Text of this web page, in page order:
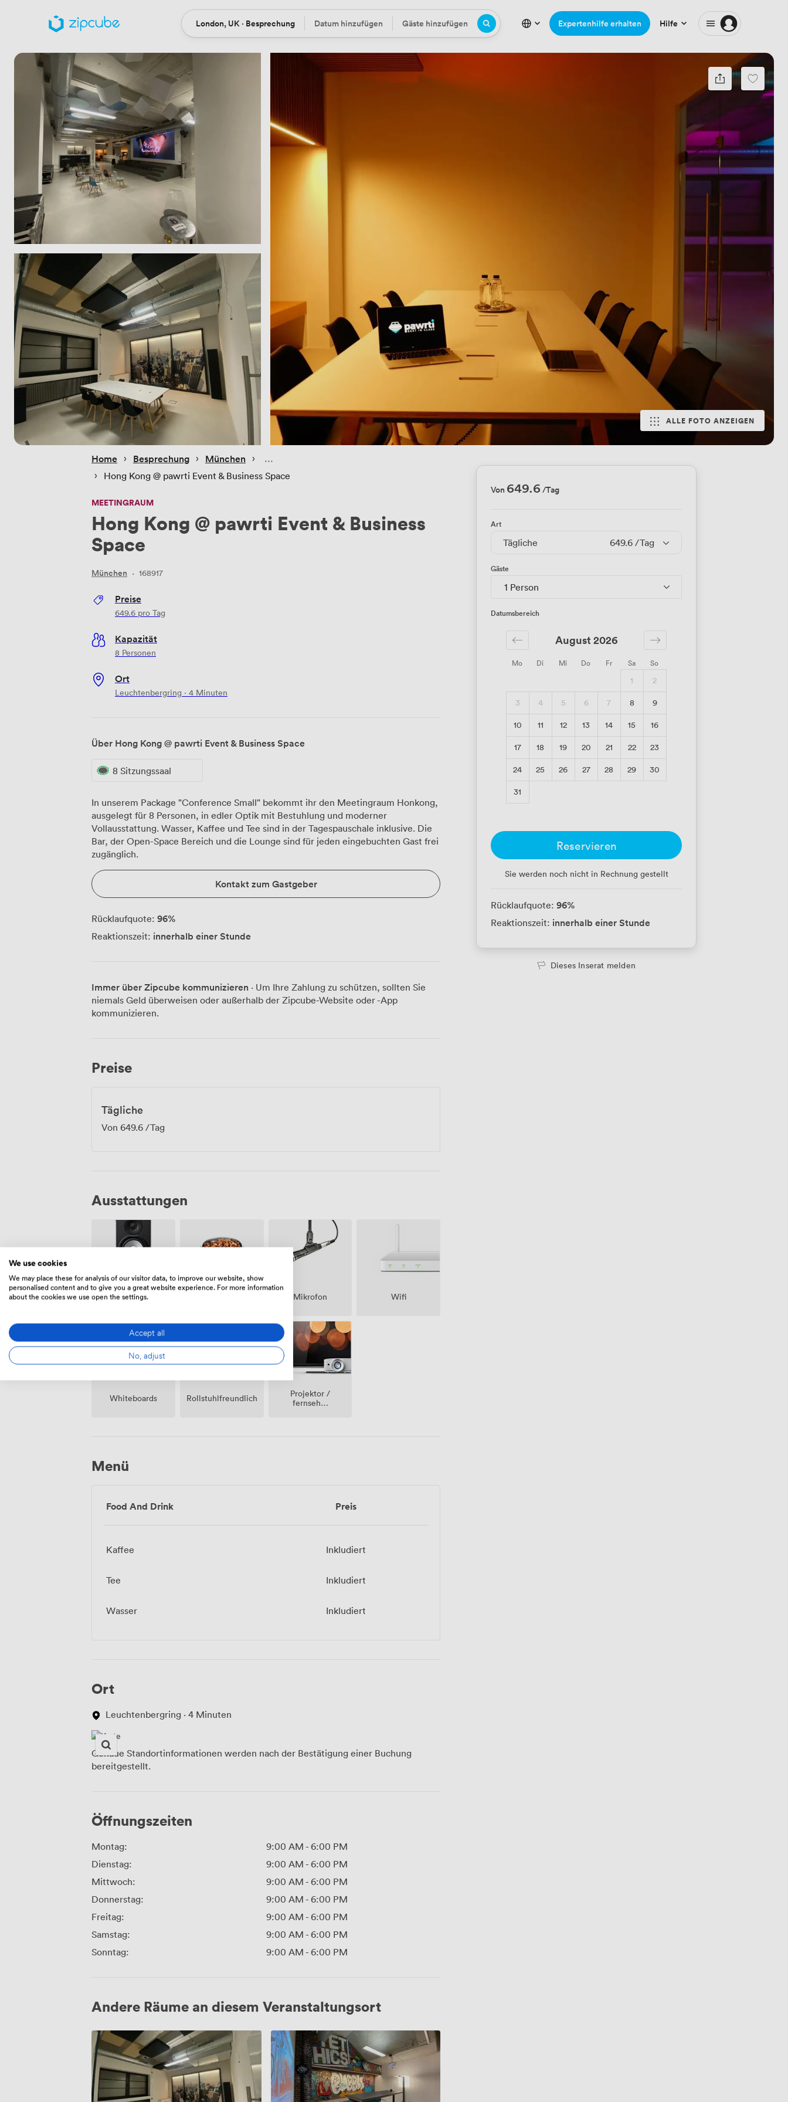
OrtLondon, UK · Besprechung Datum
Datum hinzufügen Gäste
Gäste hinzufügen Expertenhilfe erhalten Hilfe
ALLE FOTO ANZEIGEN
Home › Besprechung › München ›
› Hong Kong @ pawrti Event & Business Space
MEETINGRAUM
Hong Kong @ pawrti Event & Business
Space
München · 168917
Preise
649.6 pro Tag
Kapazität
8 Personen
Ort
Leuchtenbergring · 4 Minuten
Über Hong Kong @ pawrti Event & Business Space
8 Sitzungssaal
In unserem Package "Conference Small" bekommt ihr den Meetingraum Honkong,
ausgelegt für 8 Personen, in edler Optik mit Bestuhlung und moderner
Vollausstattung. Wasser, Kaffee und Tee sind in der Tagespauschale inklusive. Die
Bar, der Open-Space Bereich und die Lounge sind für jeden eingebuchten Gast frei
zugänglich.
Kontakt zum Gastgeber
Rücklaufquote: 96%
Reaktionszeit: innerhalb einer Stunde
Immer über Zipcube kommunizieren · Um Ihre Zahlung zu schützen, sollten Sie
niemals Geld überweisen oder außerhalb der Zipcube-Website oder -App
kommunizieren.
Preise
Tägliche
Von 649.6 /Tag
Ausstattungen
Lautsprecher
Haustiere
Mikrofon Wifi
Whiteboards Rollstuhlfreundlich
Projektor /
fernseher
Menü
Food And Drink Preis
Kaffee Inkludiert
Tee Inkludiert
Wasser Inkludiert
Ort
Leuchtenbergring · 4 Minuten
Genaue Standortinformationen werden nach der Bestätigung einer Buchung
bereitgestellt.
Öffnungszeiten
Montag: 9:00 AM - 6:00 PM
Dienstag:
9:00 AM - 6:00 PM
Mittwoch:
9:00 AM - 6:00 PM
Donnerstag:
9:00 AM - 6:00 PM
Freitag:
9:00 AM - 6:00 PM
Samstag:
9:00 AM - 6:00 PM
Sonntag:
9:00 AM - 6:00 PM
Andere Räume an diesem Veranstaltungsort
New
York
@
pawrti
Event
&
Berlin
@
pawrti
Event
&
Business
Von 649.6 /Tag
Art
Tägliche 649.6 /Tag
Gäste
1 Person
Datumsbereich
Mo Di Mi Do Fr Sa So
August 2026
1
2
3
4 5 6 7 8
9
10
11 12 13 14 15
16
17
18 19 20 21 22
23
24
25 26 27 28 29
30
31
Reservieren
Sie werden noch nicht in Rechnung gestellt
Rücklaufquote: 96%
Reaktionszeit: innerhalb einer Stunde
Dieses Inserat melden
We use cookies
We may place these for analysis of our visitor data, to improve our website, show
personalised content and to give you a great website experience. For more information
about the cookies we use open the settings.
Accept all
No, adjust